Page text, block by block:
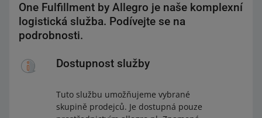
One Fulfillment by Allegro je naše komplexní
logistická služba. Podívejte se na
podrobnosti.
Dostupnost služby
Tuto službu umožňujeme vybrané
skupině prodejců. Je dostupná pouze